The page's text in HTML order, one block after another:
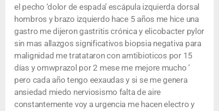
el pecho ‘dolor de espada’ escápula izquierda dorsal
hombros y brazo izquierdo hace 5 años me hice una
gastro me dijeron gastritis crónica y elicobacter pylor
sin mas allazgos significativos biopsia negativa para
malignidad me tratataron con amtibioticos por 15
días y omwprazol por 2 mese me mejore mucho ‘
pero cada año tengo eexaudas y si se me genera
ansiedad miedo nerviosismo falta de aire
constantemente voy a urgencia me hacen electro y